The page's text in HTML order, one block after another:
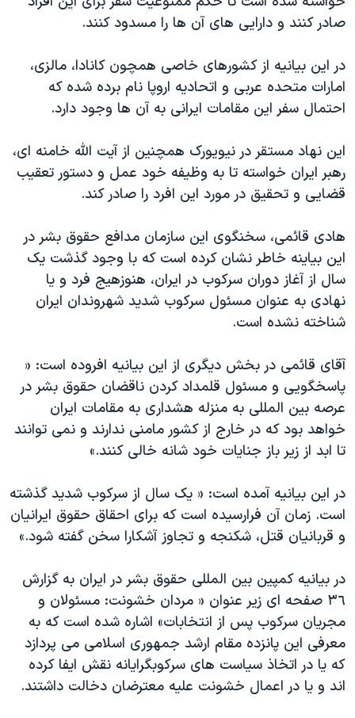
صادر کنند و دارایی های آن ها را مسدود کنند.
در این بیانیه از کشورهای خاصی همچون کانادا، مالزی،
امارات متحده عربی و اتحادیه اروپا نام برده شده که
احتمال سفر این مقامات ایرانی به آن ها وجود دارد.
این نهاد مستقر در نیویورک همچنین از آیت الله خامنه ای،
رهبر ایران خواسته تا به وظیفه خود عمل و دستور تعقیب
قضایی و تحقیق در مورد این افرد را صادر کند.
هادی قائمی، سخنگوی این سازمان مدافع حقوق بشر در
این بیاینه خاطر نشان کرده است که با وجود گذشت یک
سال از آغاز دوران سرکوب در ایران، هنوزهیج فرد و یا
نهادی به عنوان مسئول سرکوب شدید شهروندان ایران
شناخته نشده است.
آقای قائمی در بخش دیگری از این بیانیه افروده است: «
پاسخگویی و مسئول قلمداد کردن ناقضان حقوق بشر در
عرصه بین المللی به منزله هشداری به مقامات ایران
خواهد بود که در خارج از کشور مامنی ندارند و نمی توانند
تا ابد از زیر باز جنایات خود شانه خالی کنند.»
در این بیانیه آمده است: « یک سال از سرکوب شدید گذشته
است. زمان آن فرارسیده است که برای احقاق حقوق ایرانیان
و قربانیان قتل، شکنجه و تجاوز آشکارا سخن گفته شود.»
در بیانیه کمپین بین المللی حقوق بشر در ایران به گزارش
٣٦ صفحه ای زیر عنوان « مردان خشونت: مسئولان و
مجریان سرکوب پس از انتخابات» اشاره شده است که به
معرفی این پانزده مقام ارشد جمهوری اسلامی می پردازد
که یا در اتخاذ سیاست های سرکوبگرایانه نقش ایفا کرده
اند و یا در اعمال خشونت علیه معترضان دخالت داشتند.